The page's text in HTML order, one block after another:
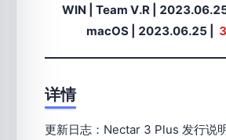
WIN | Team V.R | 2023.06.25
macOS | 2023.06.25|
详情
更新日志：Nectar 3 Plus 发行说